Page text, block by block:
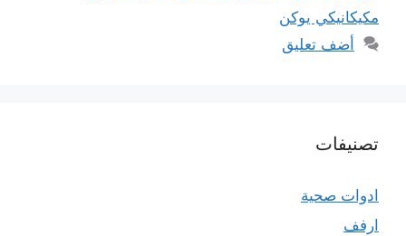
مكيكانيكي يوكن
أضف تعليق
تصنيفات
ادوات صحية
ارفف